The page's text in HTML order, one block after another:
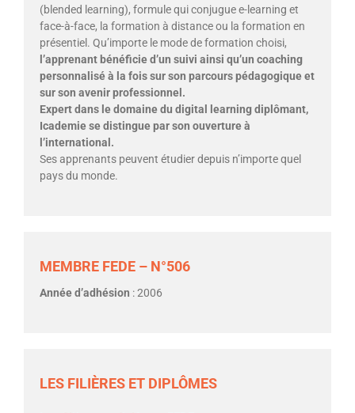
(blended learning), formule qui conjugue e-learning et
face-à-face, la formation à distance ou la formation en
présentiel. Qu’importe le mode de formation choisi,
l’apprenant bénéficie d’un suivi ainsi qu’un coaching
personnalisé à la fois sur son parcours pédagogique et
sur son avenir professionnel.
Expert dans le domaine du digital learning diplômant,
Icademie se distingue par son ouverture à
l’international.
Ses apprenants peuvent étudier depuis n’importe quel
pays du monde.
MEMBRE FEDE – N°506
Année d’adhésion : 2006
LES FILIÈRES ET DIPLÔMES